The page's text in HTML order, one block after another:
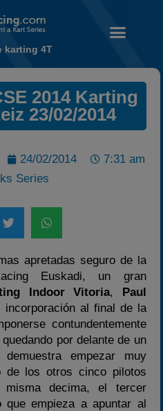
Noticias
Calendario
Temporada 2026
Campeonato
2022
2023
2024
2025
Estadísticas
Preguntas Frecuentes
karting 4T
2014 Karting
23/02/2014
24/02/2014
7:31 am
Series
apretadas seguro de la
Euskadi, un gran
Indoor Vitoria, Paul
incorporación al final de la
contundentemente
por delante de un
empezar muy
de los otros cinco pilotos
decima, el tercer
que empieza a apuntar al